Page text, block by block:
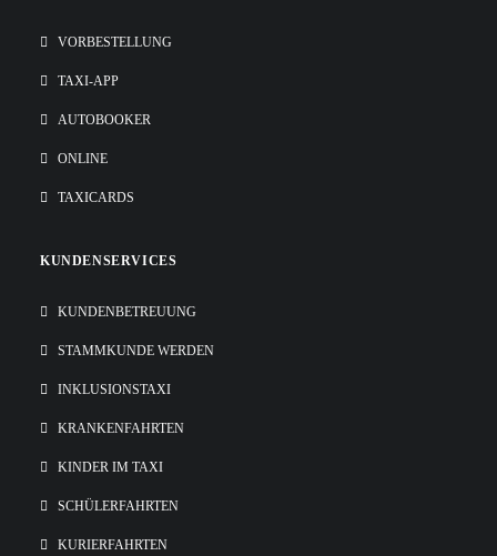
VORBESTELLUNG
TAXI-APP
AUTOBOOKER
ONLINE
TAXICARDS
KUNDENSERVICES
KUNDENBETREUUNG
STAMMKUNDE WERDEN
INKLUSIONSTAXI
KRANKENFAHRTEN
KINDER IM TAXI
SCHÜLERFAHRTEN
KURIERFAHRTEN